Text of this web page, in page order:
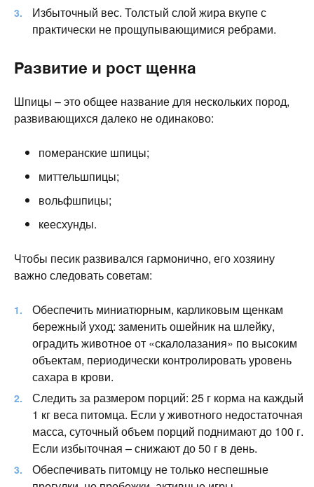
Избыточный вес. Толстый слой жира вкупе с
практически не прощупывающимися ребрами.
Развитие и рост щенка
Шпицы – это общее название для нескольких пород,
развивающихся далеко не одинаково:
померанские шпицы;
миттельшпицы;
вольфшпицы;
кеесхунды.
Чтобы песик развивался гармонично, его хозяину
важно следовать советам:
Обеспечить миниатюрным, карликовым щенкам
бережный уход: заменить ошейник на шлейку,
оградить животное от «скалолазания» по высоким
объектам, периодически контролировать уровень
сахара в крови.
Следить за размером порций: 25 г корма на каждый
1 кг веса питомца. Если у животного недостаточная
масса, суточный объем порций поднимают до 100 г.
Если избыточная – снижают до 50 г в день.
Обеспечивать питомцу не только неспешные